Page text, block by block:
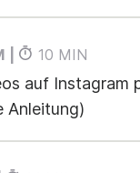
auf Instagram
Anleitung)
10 MIN